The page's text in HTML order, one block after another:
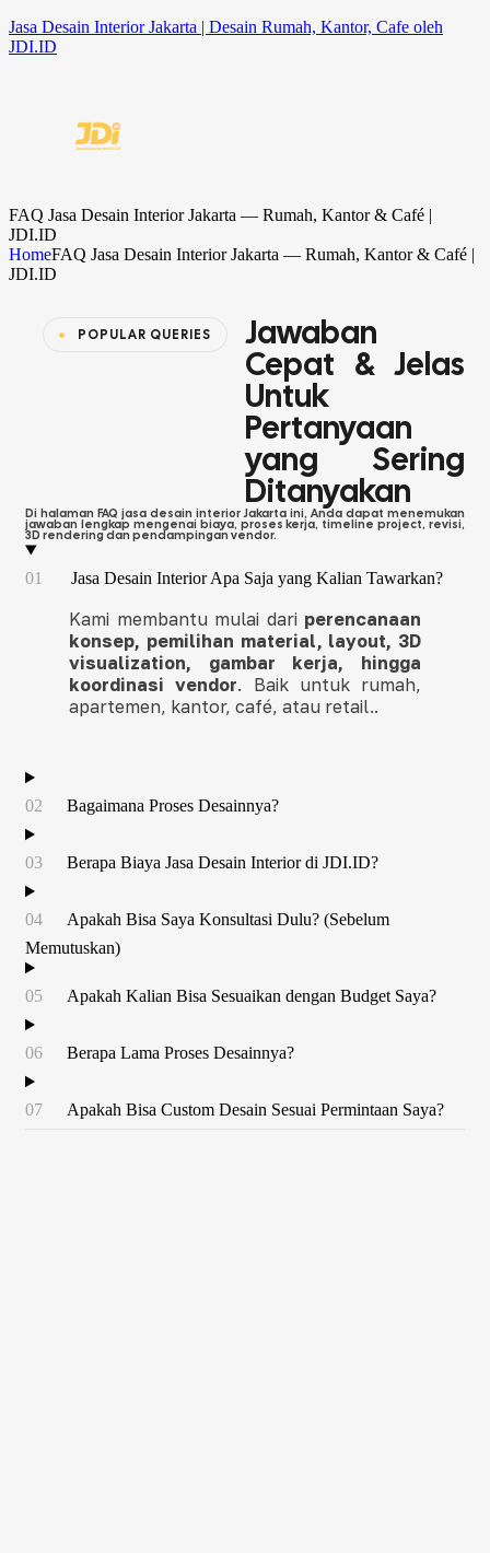
Jasa Desain Interior Jakarta | Desain Rumah, Kantor, Cafe oleh
JDI.ID
FAQ Jasa Desain Interior Jakarta — Rumah, Kantor & Café |
JDI.ID
HomeFAQ Jasa Desain Interior Jakarta — Rumah, Kantor & Café |
JDI.ID
POPULAR QUERIES Jawaban
Cepat & Jelas
Untuk
Pertanyaan
yang Sering
Ditanyakan
Di halaman FAQ jasa desain interior Jakarta ini, Anda dapat menemukan
jawaban lengkap mengenai biaya, proses kerja, timeline project, revisi,
3D rendering dan pendampingan vendor.
01 Jasa Desain Interior Apa Saja yang Kalian Tawarkan?
Kami membantu mulai dari perencanaan
konsep, pemilihan material, layout, 3D
visualization, gambar kerja, hingga
koordinasi vendor. Baik untuk rumah,
apartemen, kantor, café, atau retail..
02 Bagaimana Proses Desainnya?
03 Berapa Biaya Jasa Desain Interior di JDI.ID?
04
Apakah Bisa Saya Konsultasi Dulu? (Sebelum
Memutuskan)
05 Apakah Kalian Bisa Sesuaikan dengan Budget Saya?
06 Berapa Lama Proses Desainnya?
07 Apakah Bisa Custom Desain Sesuai Permintaan Saya?